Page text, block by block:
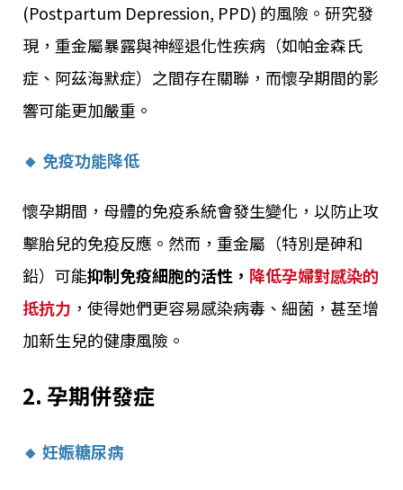
(Postpartum Depression, PPD) 的風險。研究發
現，重金屬暴露與神經退化性疾病（如帕金森氏
症、阿茲海默症）之間存在關聯，而懷孕期間的影
響可能更加嚴重。
🔸 免疫功能降低
懷孕期間，母體的免疫系統會發生變化，以防止攻
擊胎兒的免疫反應。然而，重金屬（特別是砷和
鉛）可能抑制免疫細胞的活性， 降低孕婦對感染的
抵抗力 ，使得她們更容易感染病毒、細菌，甚至增
加新生兒的健康風險。
2. 孕期併發症
🔸 妊娠糖尿病